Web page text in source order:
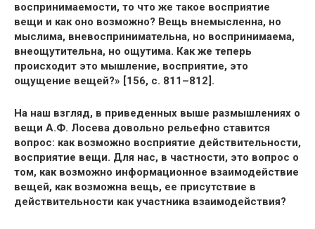
воспринимаемости, то что же такое восприятие
вещи и как оно возможно? Вещь внемысленна, но
мыслима, вневоспринимательна, но воспринимаема,
внеощутительна, но ощутима. Как же теперь
происходит это мышление, восприятие, это
ощущение вещей?» [156, с. 811–812].
На наш взгляд, в приведенных выше размышлениях о
вещи А.Ф. Лосева довольно рельефно ставится
вопрос: как возможно восприятие действительности,
восприятие вещи. Для нас, в частности, это вопрос о
том, как возможно информационное взаимодействие
вещей, как возможна вещь, ее присутствие в
действительности как участника взаимодействия?